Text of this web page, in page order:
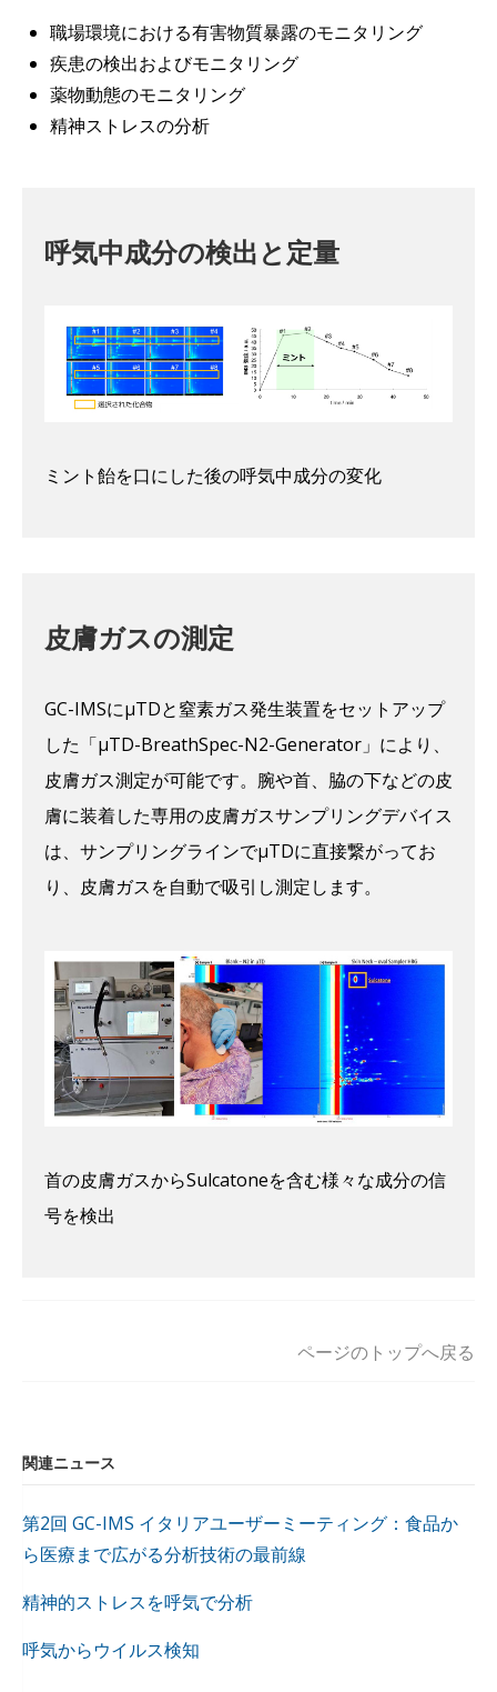
職場環境における有害物質暴露のモニタリング
疾患の検出およびモニタリング
薬物動態のモニタリング
精神ストレスの分析
呼気中成分の検出と定量
ミント飴を口にした後の呼気中成分の変化
皮膚ガスの測定
GC-IMSにμTDと窒素ガス発生装置をセットアップ
した「μTD-BreathSpec-N2-Generator」により、
皮膚ガス測定が可能です。腕や首、脇の下などの皮
膚に装着した専用の皮膚ガスサンプリングデバイス
は、サンプリングラインでμTDに直接繋がってお
り、皮膚ガスを自動で吸引し測定します。
首の皮膚ガスからSulcatoneを含む様々な成分の信
号を検出
ページのトップへ戻る
関連ニュース
第2回 GC-IMS イタリアユーザーミーティング：食品か
ら医療まで広がる分析技術の最前線
精神的ストレスを呼気で分析
呼気からウイルス検知